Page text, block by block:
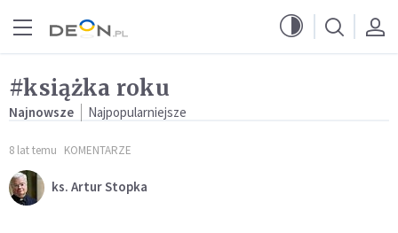
#książka roku
Najnowsze Najpopularniejsze
8 lat temu KOMENTARZE
ks. Artur Stopka